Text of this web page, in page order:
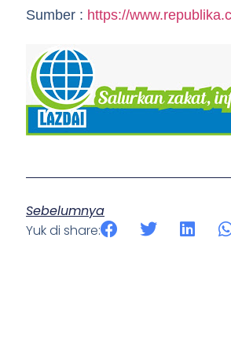
Sumber : https://
Sebelumnya
Yuk di share: